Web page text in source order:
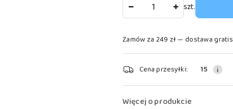
szt.
Zamów za 249 zł — dostawa gratis
Dostępność
i
dostawa
Cena przesyłki: 15
Więcej o produkcie